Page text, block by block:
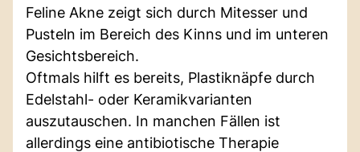
Feline Akne zeigt sich durch Mitesser und
Pusteln im Bereich des Kinns und im unteren
Gesichtsbereich.
Oftmals hilft es bereits, Plastiknäpfe durch
Edelstahl- oder Keramikvarianten
auszutauschen. In manchen Fällen ist
allerdings eine antibiotische Therapie